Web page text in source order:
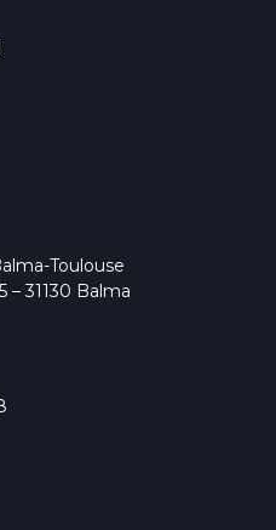
Toulouse
– 31130 Balma